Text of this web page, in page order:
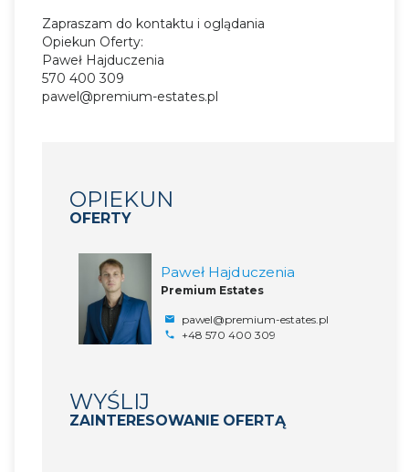
Zapraszam do kontaktu i oglądania
Opiekun Oferty:
Paweł Hajduczenia
570 400 309​
pawel@premium-estates.pl
OPIEKUN
OFERTY
Paweł Hajduczenia
Premium Estates
pawel@premium-estates.pl
+48 570 400 309
WYŚLIJ
ZAINTERESOWANIE OFERTĄ